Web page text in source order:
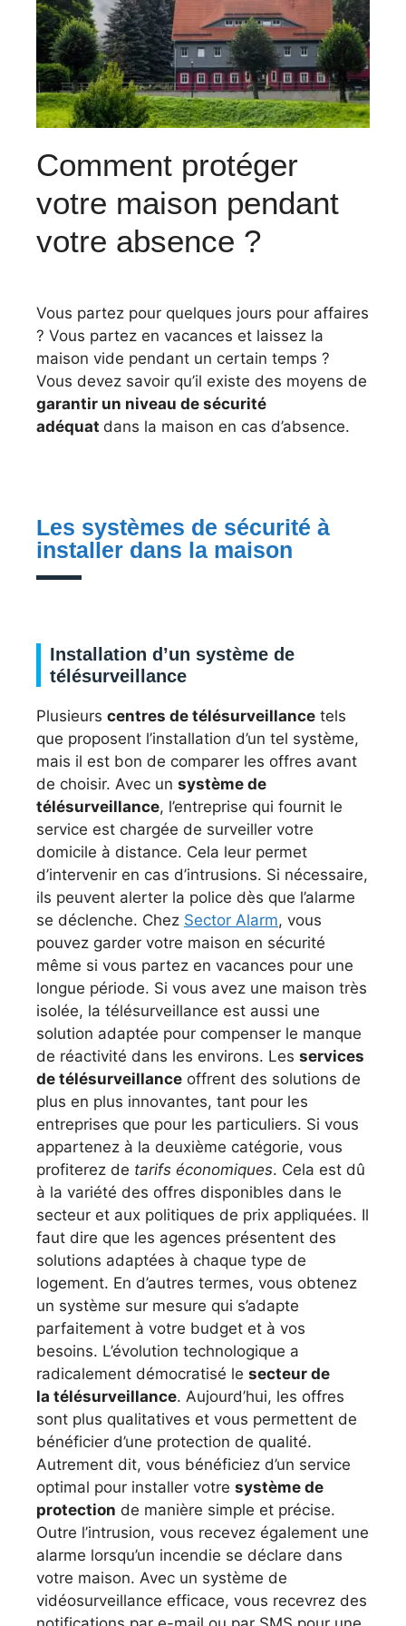
Comment protéger
votre maison pendant
votre absence ?
Vous partez pour quelques jours pour affaires
? Vous partez en vacances et laissez la
maison vide pendant un certain temps ?
Vous devez savoir qu’il existe des moyens de
garantir un niveau de sécurité
adéquat dans la maison en cas d’absence.
Les systèmes de sécurité à
installer dans la maison
Installation d’un système de
télésurveillance
Plusieurs centres de télésurveillance tels
que proposent l’installation d’un tel système,
mais il est bon de comparer les offres avant
de choisir. Avec un système de
télésurveillance, l’entreprise qui fournit le
service est chargée de surveiller votre
domicile à distance. Cela leur permet
d’intervenir en cas d’intrusions. Si nécessaire,
ils peuvent alerter la police dès que l’alarme
se déclenche. Chez Sector Alarm, vous
pouvez garder votre maison en sécurité
même si vous partez en vacances pour une
longue période. Si vous avez une maison très
isolée, la télésurveillance est aussi une
solution adaptée pour compenser le manque
de réactivité dans les environs. Les services
de télésurveillance offrent des solutions de
plus en plus innovantes, tant pour les
entreprises que pour les particuliers. Si vous
appartenez à la deuxième catégorie, vous
profiterez de tarifs économiques. Cela est dû
à la variété des offres disponibles dans le
secteur et aux politiques de prix appliquées. Il
faut dire que les agences présentent des
solutions adaptées à chaque type de
logement. En d’autres termes, vous obtenez
un système sur mesure qui s’adapte
parfaitement à votre budget et à vos
besoins. L’évolution technologique a
radicalement démocratisé le secteur de
la télésurveillance. Aujourd’hui, les offres
sont plus qualitatives et vous permettent de
bénéficier d’une protection de qualité.
Autrement dit, vous bénéficiez d’un service
optimal pour installer votre système de
protection de manière simple et précise.
Outre l’intrusion, vous recevez également une
alarme lorsqu’un incendie se déclare dans
votre maison. Avec un système de
vidéosurveillance efficace, vous recevrez des